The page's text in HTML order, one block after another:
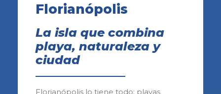
Florianópolis
La isla que combina
playa, naturaleza y
ciudad
Florianópolis lo tiene todo: playas